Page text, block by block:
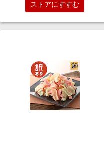
ストアにすすむ